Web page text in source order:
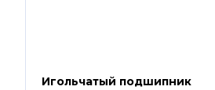
Игольчатый подшипник